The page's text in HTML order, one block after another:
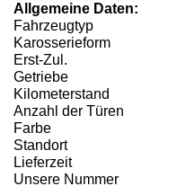
Allgemeine Daten:
Fahrzeugtyp
Karosserieform
Erst-Zul.
Getriebe
Kilometerstand
Anzahl der Türen
Farbe
Standort
Lieferzeit
Unsere Nummer